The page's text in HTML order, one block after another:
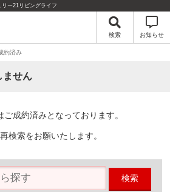
ー21リビングライフ
検索 お知らせ
約済み
ません
ご成約済みとなっております。
検索をお願いたします。
検索